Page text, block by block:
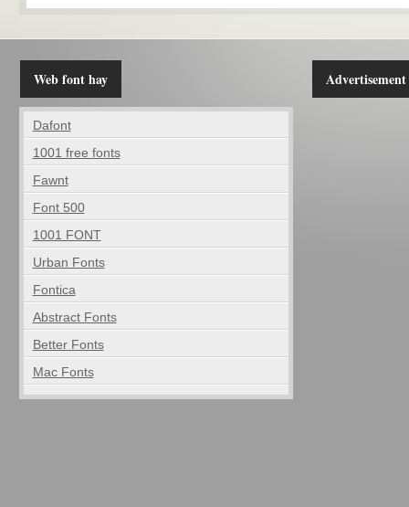
Web font hay
Dafont
1001 free fonts
Fawnt
Font 500
1001 FONT
Urban Fonts
Fontica
Abstract Fonts
Better Fonts
Mac Fonts
Advertisement